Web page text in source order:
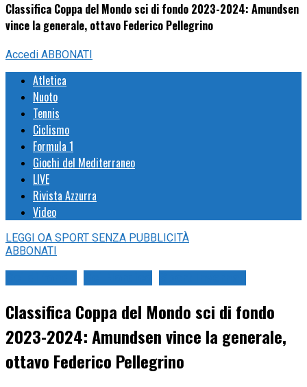
Classifica Coppa del Mondo sci di fondo 2023-2024: Amundsen
vince la generale, ottavo Federico Pellegrino
Accedi ABBONATI
Atletica
Nuoto
Tennis
Ciclismo
Formula 1
Giochi del Mediterraneo
LIVE
Rivista Azzurra
Video
LEGGI OA SPORT SENZA PUBBLICITÀ
ABBONATI
Classifica Coppa del Mondo sci di fondo
2023-2024: Amundsen vince la generale,
ottavo Federico Pellegrino